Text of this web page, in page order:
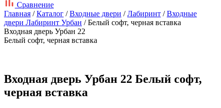
Сравнение
Главная /Каталог /Входные двери /Лабиринт /Входные
двери Лабиринт Урбан / Белый софт, черная вставка
Входная дверь Урбан 22
Белый софт, черная вставка
Входная дверь Урбан 22 Белый софт,
черная вставка